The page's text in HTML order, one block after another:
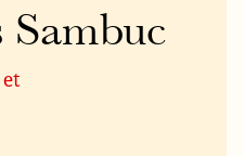
Sambuc